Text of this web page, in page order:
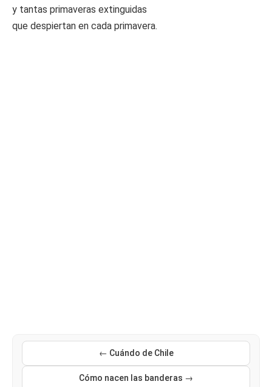
y tantas primaveras extinguidas
que despiertan en cada primavera.
← Cuándo de Chile
Cómo nacen las banderas →